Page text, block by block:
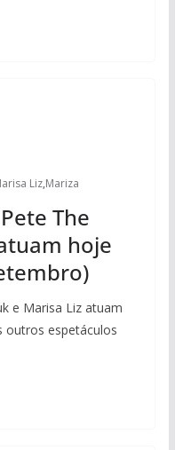
Liz,Mariza
The
hoje
e Marisa Liz atuam
outros espetáculos